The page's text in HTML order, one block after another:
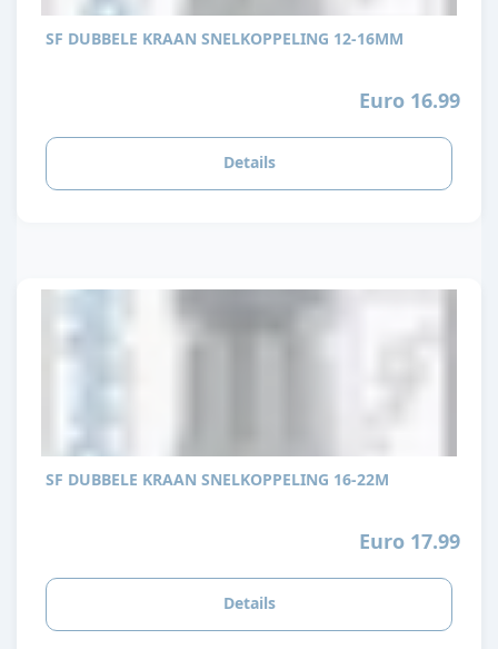
SF DUBBELE KRAAN SNELKOPPELING 12-16MM
Euro 16.99
Details
SF DUBBELE KRAAN SNELKOPPELING 16-22M
Euro 17.99
Details